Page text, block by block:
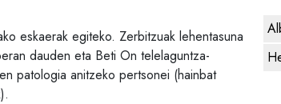
eskaerak egiteko. Zerbitzuak lehentasuna
dauden eta Beti On telelaguntza-
patologia anitzeko pertsonei (hainbat